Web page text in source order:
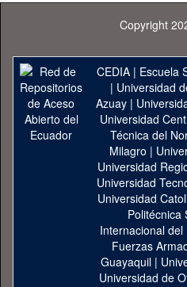
Copyright
CEDIA| Escuela
| Universidad
Azuay|
Universidad
Técnica del
Milagro |
Universidad
Universidad
Universidad
Politécnica
Internacional del
Fuerzas
Guayaquil|
Universidad de